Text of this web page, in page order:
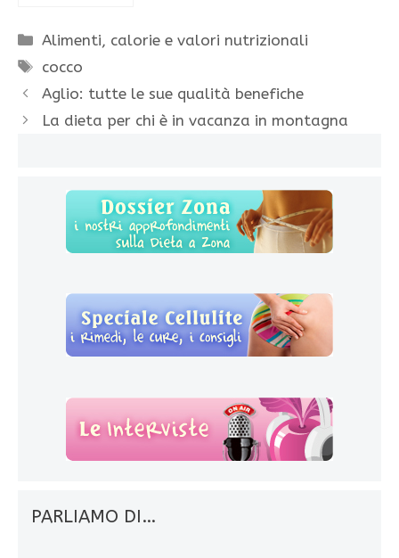
Categorie
Alimenti, calorie e valori nutrizionali
Tag
cocco
Aglio: tutte le sue qualità benefiche
La dieta per chi è in vacanza in montagna
PARLIAMO DI…